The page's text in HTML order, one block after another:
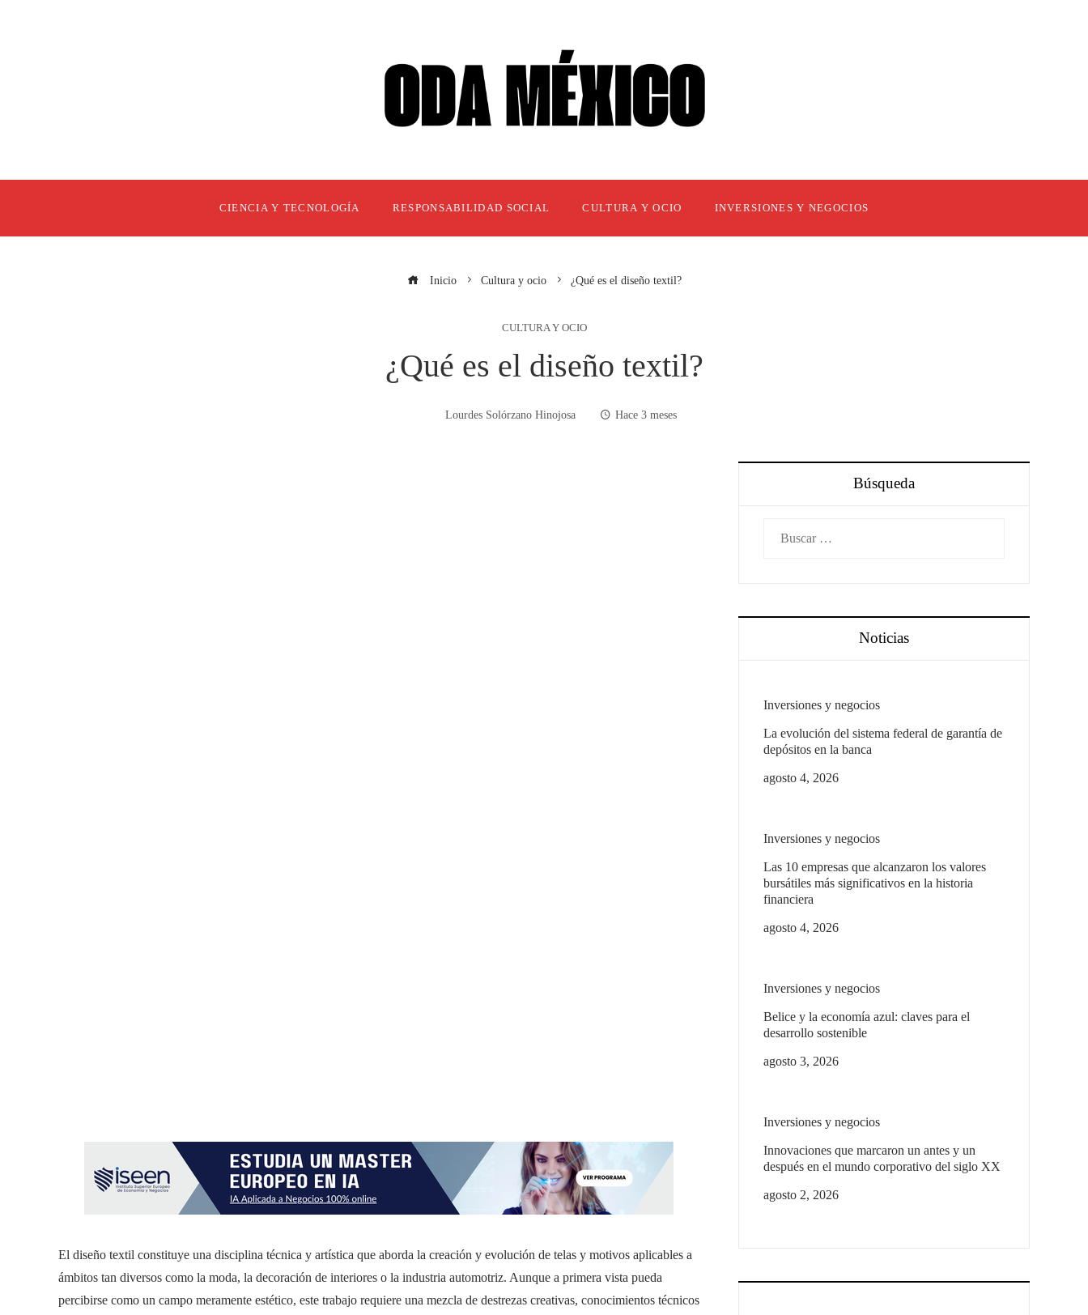
CIENCIA Y TECNOLOGÍA RESPONSABILIDAD SOCIAL CULTURA Y OCIO INVERSIONES Y NEGOCIOS
Inicio Cultura y ocio ¿Qué es el diseño textil?
CULTURA Y OCIO
¿Qué es el diseño textil?
Lourdes Solórzano Hinojosa Hace 3 meses
El diseño textil constituye una disciplina técnica y artística que aborda la creación y evolución de telas y motivos aplicables a
ámbitos tan diversos como la moda, la decoración de interiores o la industria automotriz. Aunque a primera vista pueda
percibirse como un campo meramente estético, este trabajo requiere una mezcla de destrezas creativas, conocimientos técnicos
Búsqueda
Noticias
Inversiones y negocios
La evolución del sistema federal de garantía de
depósitos en la banca
agosto 4, 2026
Inversiones y negocios
Las 10 empresas que alcanzaron los valores
bursátiles más significativos en la historia
financiera
agosto 4, 2026
Inversiones y negocios
Belice y la economía azul: claves para el
desarrollo sostenible
agosto 3, 2026
Inversiones y negocios
Innovaciones que marcaron un antes y un
después en el mundo corporativo del siglo XX
agosto 2, 2026